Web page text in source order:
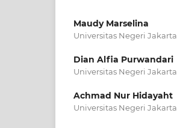
Maudy Marselina
Universitas Negeri Jakarta
Dian Alfia Purwandari
Universitas Negeri Jakarta
Achmad Nur Hidayaht
Universitas Negeri Jakarta